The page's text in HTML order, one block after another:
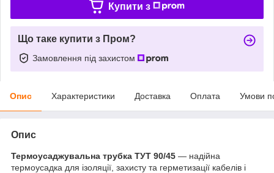
Купити з
Що таке купити з Пром?
Замовлення під захистом
Опис Характеристики Доставка Оплата Умови
Опис
Термоусаджувальна трубка ТУТ 90/45 — надійна
термоусадка для ізоляції, захисту та герметизації кабелів і